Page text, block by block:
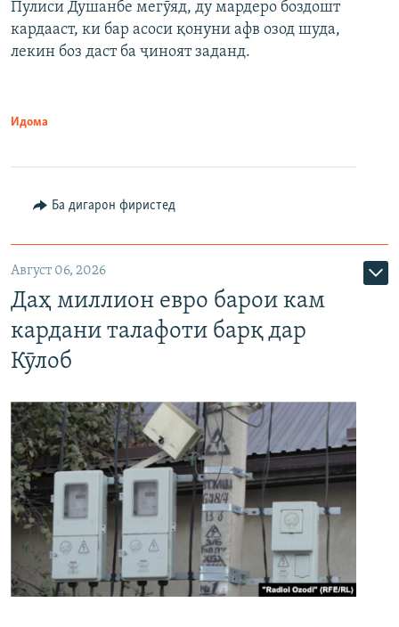
Пулиси Душанбе мегӯяд, ду мардеро боздошт
кардааст, ки бар асоси қонуни афв озод шуда,
лекин боз даст ба ҷиноят заданд.
Идома
Ба дигарон фиристед
Август 06, 2026
Даҳ миллион евро барои кам
кардани талафоти барқ дар
Кӯлоб